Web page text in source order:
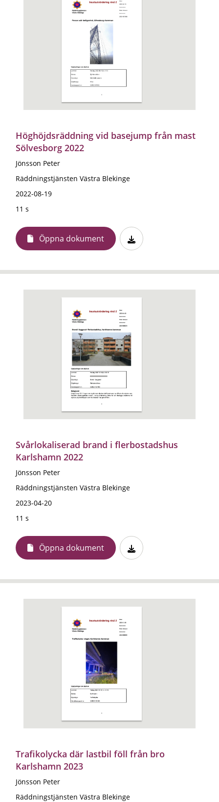
Höghöjdsräddning vid basejump från mast
Sölvesborg 2022
Jönsson Peter
Räddningstjänsten Västra Blekinge
2022-08-19
11 s
Öppna dokument
Svårlokaliserad brand i flerbostadshus
Karlshamn 2022
Jönsson Peter
Räddningstjänsten Västra Blekinge
2023-04-20
11 s
Öppna dokument
Trafikolycka där lastbil föll från bro
Karlshamn 2023
Jönsson Peter
Räddningstjänsten Västra Blekinge